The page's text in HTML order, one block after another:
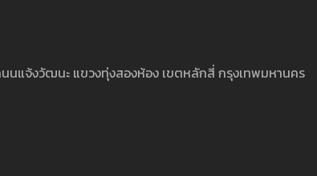
จ้งวัฒนะ แขวงทุ่งสองห้อง เขตหลักสี่ กรุงเทพมหานคร